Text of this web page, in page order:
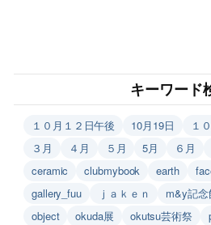
キーワード
１０月１２日午後 10月19日 １
３月
４月 ５月 5月 ６月
ceramic
clubmybook earth
gallery_fuu
ｊａｋｅｎ m&y記念
object
okuda展 okutsu芸術祭